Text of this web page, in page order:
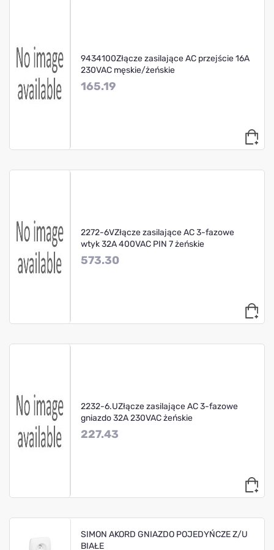
9434100Złącze zasilające AC przejście 16A
230VAC męskie/żeńskie
165.19
2272-6VZłącze zasilające AC 3-fazowe
wtyk 32A 400VAC PIN 7 żeńskie
573.30
2232-6.UZłącze zasilające AC 3-fazowe
gniazdo 32A 230VAC żeńskie
227.43
SIMON AKORD GNIAZDO POJEDYŃCZE Z/U
BIAŁE